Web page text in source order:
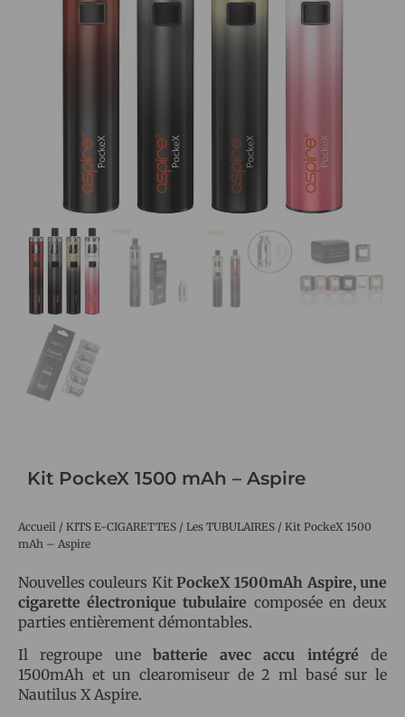
Kit PockeX 1500 mAh – Aspire
Accueil / KITS E-CIGARETTES / Les TUBULAIRES / Kit PockeX 1500
mAh – Aspire
Nouvelles couleurs Kit PockeX 1500mAh Aspire, une
cigarette électronique tubulaire composée en deux
parties entièrement démontables.
Il regroupe une batterie avec accu intégré de
1500mAh et un clearomiseur de 2 ml basé sur le
Nautilus X Aspire.